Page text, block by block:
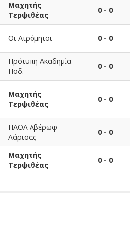
-
Μαχητής
Τερψιθέας
0 - 0
- Οι Ατρόμητοι 0 - 0
-
Πρότυπη Ακαδημία
Ποδ.
0 - 0
-
Μαχητής
Τερψιθέας
0 - 0
-
ΠΑΟΛ Αβέρωφ
Λάρισας
0 - 0
-
Μαχητής
Τερψιθέας
0 - 0